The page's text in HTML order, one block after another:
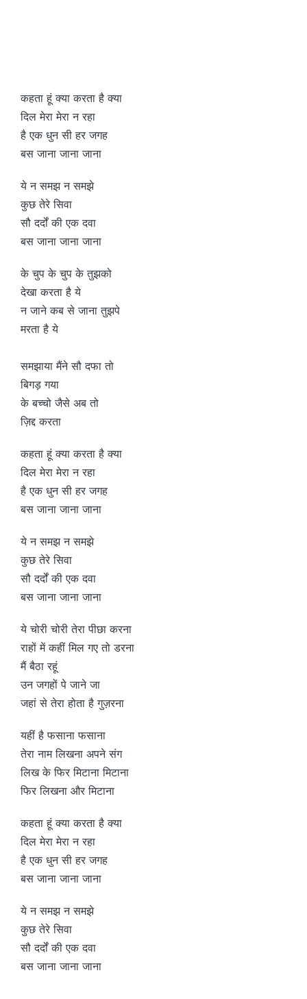
कहता हूं क्या करता है क्या
दिल मेरा मेरा न रहा
है एक धुन सी हर जगह
बस जाना जाना जाना
ये न समझ न समझे
कुछ तेरे सिवा
सौ दर्दों की एक दवा
बस जाना जाना जाना
के चुप के चुप के तुझको
देखा करता है ये
न जाने कब से जाना तुझपे
मरता है ये
समझाया मैंने सौ दफा तो
बिगड़ गया
के बच्चो जैसे अब तो
ज़िद्द करता
कहता हूं क्या करता है क्या
दिल मेरा मेरा न रहा
है एक धुन सी हर जगह
बस जाना जाना जाना
ये न समझ न समझे
कुछ तेरे सिवा
सौ दर्दों की एक दवा
बस जाना जाना जाना
ये चोरी चोरी तेरा पीछा करना
राहों में कहीं मिल गए तो डरना
मैं बैठा रहूं
उन जगहों पे जाने जा
जहां से तेरा होता है गुज़रना
यहीं है फसाना फसाना
तेरा नाम लिखना अपने संग
लिख के फिर मिटाना मिटाना
फिर लिखना और मिटाना
कहता हूं क्या करता है क्या
दिल मेरा मेरा न रहा
है एक धुन सी हर जगह
बस जाना जाना जाना
ये न समझ न समझे
कुछ तेरे सिवा
सौ दर्दों की एक दवा
बस जाना जाना जाना